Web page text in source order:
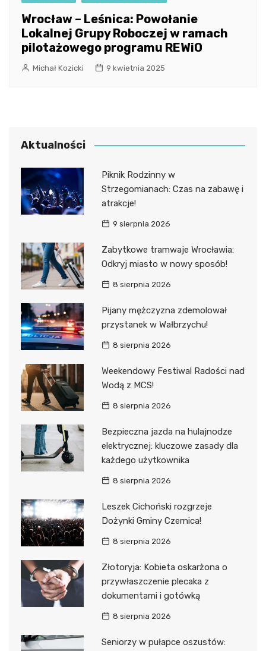
Wrocław – Leśnica: Powołanie
Lokalnej Grupy Roboczej w ramach
pilotażowego programu REWiO
Michał Kozicki 9 kwietnia 2025
Aktualności
Piknik Rodzinny w
Strzegomianach: Czas na zabawę i
atrakcje!
9 sierpnia 2026
Zabytkowe tramwaje Wrocławia:
Odkryj miasto w nowy sposób!
8 sierpnia 2026
Pijany mężczyzna zdemolował
przystanek w Wałbrzychu!
8 sierpnia 2026
Weekendowy Festiwal Radości nad
Wodą z MCS!
8 sierpnia 2026
Bezpieczna jazda na hulajnodze
elektrycznej: kluczowe zasady dla
każdego użytkownika
8 sierpnia 2026
Leszek Cichoński rozgrzeje
Dożynki Gminy Czernica!
8 sierpnia 2026
Złotoryja: Kobieta oskarżona o
przywłaszczenie plecaka z
dokumentami i gotówką
8 sierpnia 2026
Seniorzy w pułapce oszustów: